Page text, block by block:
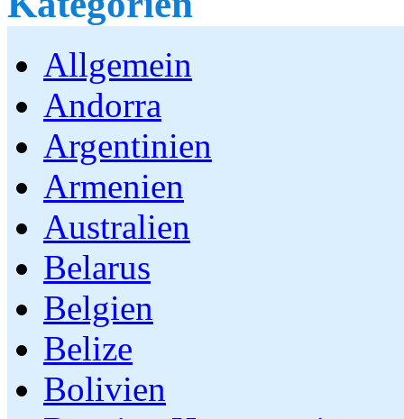
Allgemein
Andorra
Argentinien
Armenien
Australien
Belarus
Belgien
Belize
Bolivien